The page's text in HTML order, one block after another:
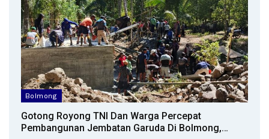
Bolmong
Gotong Royong TNI Dan Warga Percepat
Pembangunan Jembatan Garuda Di Bolmong,…